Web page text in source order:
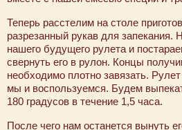
Теперь расстелим на столе
разрезанный рукав для запекания.
нашего будущего рулета и
свернуть его в рулон. Концы
необходимо плотно завязать.
мы и воспользуемся. Будем
180 градусов в течение 1,5 часа.
После чего нам останется вынуть